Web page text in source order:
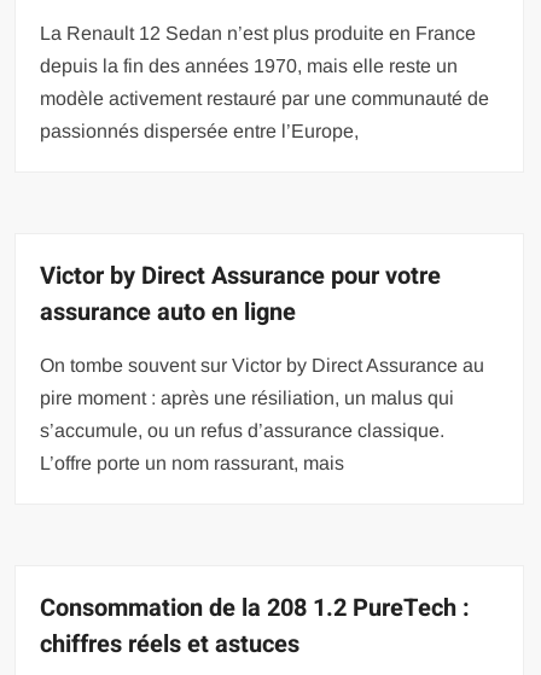
La Renault 12 Sedan n’est plus produite en France
depuis la fin des années 1970, mais elle reste un
modèle activement restauré par une communauté de
passionnés dispersée entre l’Europe,
Victor by Direct Assurance pour votre
assurance auto en ligne
On tombe souvent sur Victor by Direct Assurance au
pire moment : après une résiliation, un malus qui
s’accumule, ou un refus d’assurance classique.
L’offre porte un nom rassurant, mais
Consommation de la 208 1.2 PureTech :
chiffres réels et astuces